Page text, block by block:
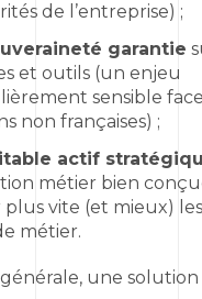
de l’entreprise) ;
garantie
et outils (un enjeu
sensible
non françaises) ;
actif
métier bien
plus vite (et mieux)
métier.
une solution